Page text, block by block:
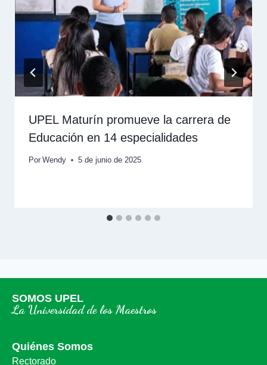
UPEL Maturín promueve la carrera de
Educación en 14 especialidades
Por Wendy 5 de junio de 2025
SOMOS UPEL
La Universidad de los Maestros
Quiénes Somos
Rectorado